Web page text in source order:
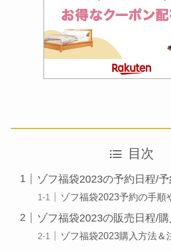
目次
ゾフ福袋2023の予約日程/
ゾフ福袋2023予約の手順
ゾフ福袋2023の販売日程/
ゾフ福袋2023購入方法＆